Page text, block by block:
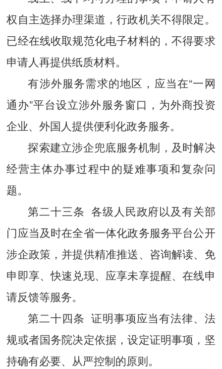
权自主选择办理渠道，行政机关不得限定。
已经在线收取规范化电子材料的，不得要求
申请人再提供纸质材料。
有涉外服务需求的地区，应当在“一网
通办”平台设立涉外服务窗口，为外商投资
企业、外国人提供便利化政务服务。
探索建立涉企兜底服务机制，及时解决
经营主体办事过程中的疑难事项和复杂问
题。
第二十三条 各级人民政府以及有关部
门应当及时在全省一体化政务服务平台公开
涉企政策，并提供精准推送、咨询解读、免
申即享、快速兑现、应享未享提醒、在线申
请反馈等服务。
第二十四条 证明事项应当有法律、法
规或者国务院决定依据，设定证明事项，坚
持确有必要、从严控制的原则。